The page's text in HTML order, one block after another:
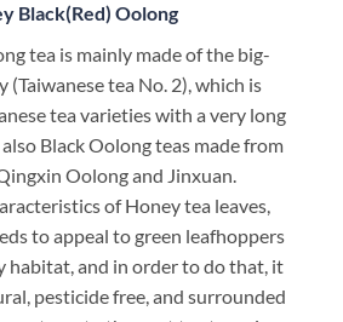
Black(Red) Oolong
tea is mainly made of the big-
(Taiwanese tea No. 2), which is
tea varieties with a very long
Black Oolong teas made from
Oolong and Jinxuan.
of Honey tea leaves,
to appeal to green leafhoppers
habitat, and in order to do that, it
pesticide free, and surrounded